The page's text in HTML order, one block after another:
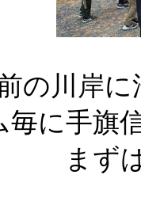
の川岸
毎に手旗
まず